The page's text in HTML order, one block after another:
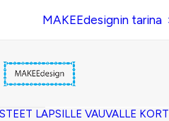
MAKEEdesignin tarina
LAPSILLE VAUVALLE
Hopea
Keltainen
Kerma
Lila